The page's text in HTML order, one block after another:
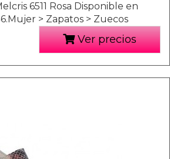
6511 Rosa Disponible en
> Zapatos > Zuecos
Ver precios